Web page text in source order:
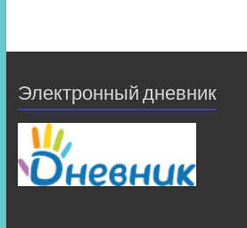
Электронный дневник